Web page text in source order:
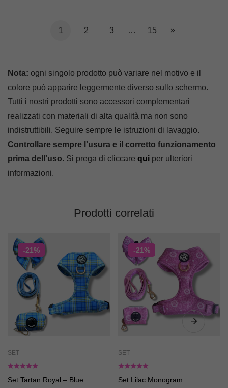
1 2 3 … 15
Nota: ogni singolo prodotto può variare nel motivo e il
colore può apparire leggermente diverso sullo schermo.
Tutti i nostri prodotti sono accessori complementari
realizzati con materiali di alta qualità ma non sono
indistruttibili. Seguire sempre le istruzioni di lavaggio.
Controllare sempre l'usura e il corretto funzionamento
prima dell'uso. Si prega di cliccare qui per ulteriori
informazioni.
Prodotti correlati
-21%
SET
Set Tartan Royal – Blue
-21%
SET
Set Lilac Monogram